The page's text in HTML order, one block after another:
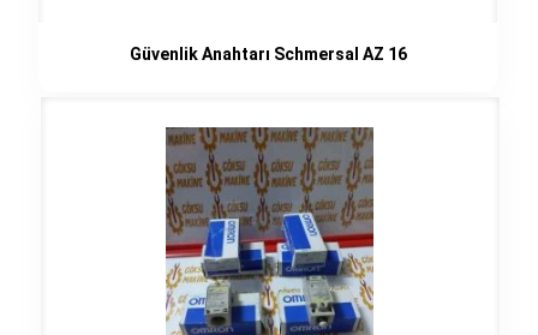
Güvenlik Anahtarı Schmersal AZ 16